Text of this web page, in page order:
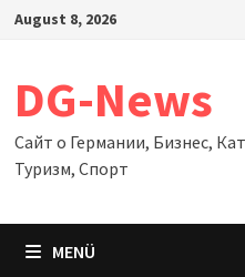
Zum
August 8, 2026
DG-News
Сайт о Германии, Бизнес,
Туризм, Спорт
MENÜ